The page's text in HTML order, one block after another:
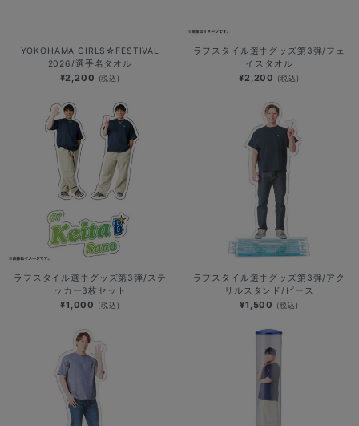
YOKOHAMA GIRLS☆FESTIVAL
2026/選手名タオル
¥2,200 (税込)
ラフスタイル選手グッズ第3弾/フェ
イスタオル
¥2,200 (税込)
ラフスタイル選手グッズ第3弾/ステ
ッカー3枚セット
¥1,000 (税込)
ラフスタイル選手グッズ第3弾/アク
リルスタンド/ピース
¥1,500 (税込)